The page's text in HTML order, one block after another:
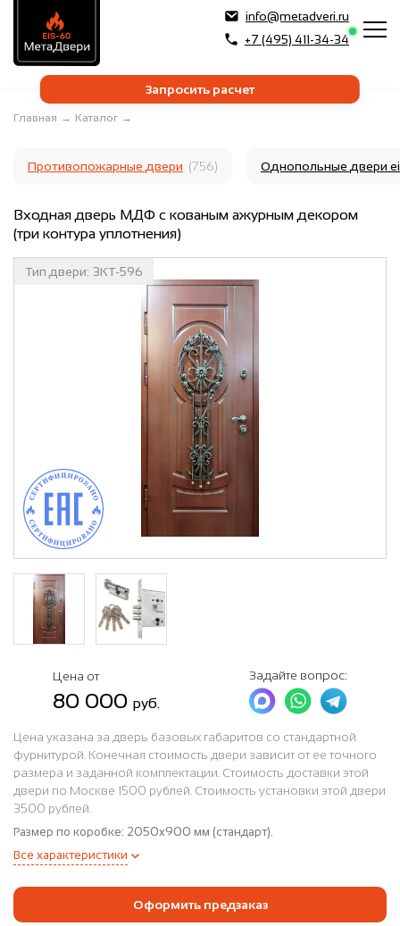
info@metadveri.ru
+7 (495) 411-34-34
Запросить расчет
Главная → Каталог →
Противопожарные двери (756) Однопольные двери
Входная дверь МДФ с кованым ажурным декором
(три контура уплотнения)
Тип двери: 3КТ-596
Цена от
80 000 руб.
Задайте вопрос:
Цена указана за дверь базовых габаритов со стандартной
фурнитурой. Конечная стоимость двери зависит от ее точного
размера и заданной комплектации. Стоимость доставки этой
двери по Москве 1500 рублей. Стоимость установки этой двери
3500 рублей.
Размер по коробке: 2050x900 мм (стандарт).
Все характеристики
Оформить предзаказ